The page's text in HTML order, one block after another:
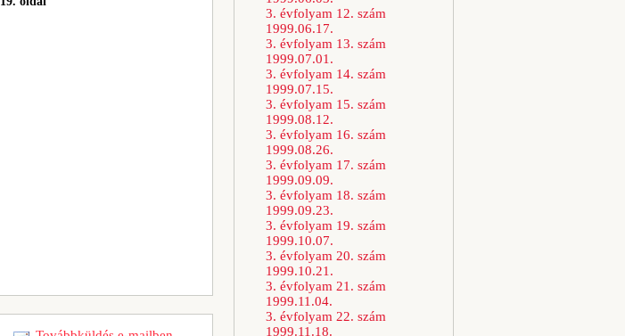
3. évfolyam 12. szám
1999.06.17.
3. évfolyam 13. szám
1999.07.01.
3. évfolyam 14. szám
1999.07.15.
3. évfolyam 15. szám
1999.08.12.
3. évfolyam 16. szám
1999.08.26.
3. évfolyam 17. szám
1999.09.09.
3. évfolyam 18. szám
1999.09.23.
3. évfolyam 19. szám
1999.10.07.
3. évfolyam 20. szám
1999.10.21.
3. évfolyam 21. szám
1999.11.04.
3. évfolyam 22. szám
1999.11.18.